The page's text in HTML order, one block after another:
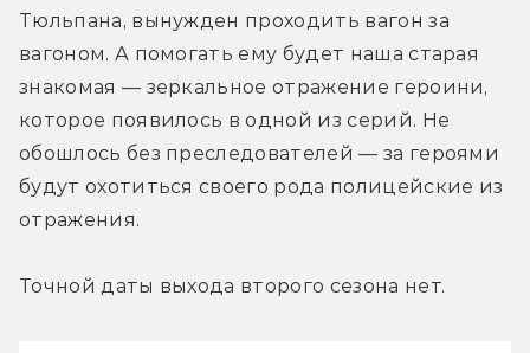
Тюльпана, вынужден проходить вагон за
вагоном. А помогать ему будет наша старая
знакомая — зеркальное отражение героини,
которое появилось в одной из серий. Не
обошлось без преследователей — за героями
будут охотиться своего рода полицейские из
отражения.
Точной даты выхода второго сезона нет.